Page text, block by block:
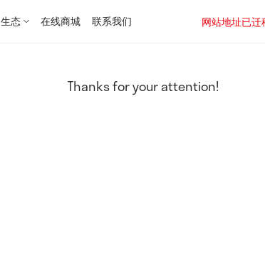
生态 在线商城 联系我们
网站地址已
Thanks for your attention!